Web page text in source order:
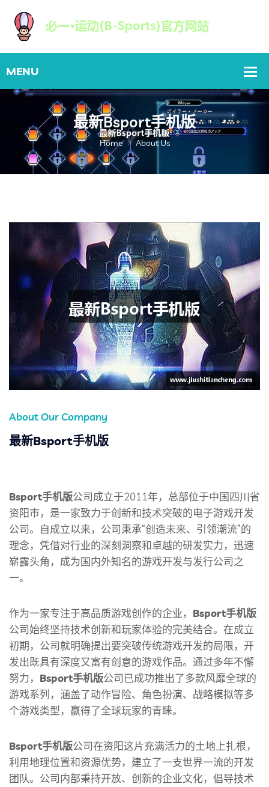
最新Bsport手机版
Home About Us
About Our Company
最新Bsport手机版
Bsport手机版公司成立于2011年，总部位于中国四川省
资阳市，是一家致力于创新和技术突破的电子游戏开发
公司。自成立以来，公司秉承“创造未来、引领潮流”的
理念，凭借对行业的深刻洞察和卓越的研发实力，迅速
崭露头角，成为国内外知名的游戏开发与发行公司之
一。
作为一家专注于高品质游戏创作的企业， Bsport手机版
公司始终坚持技术创新和玩家体验的完美结合。在成立
初期，公司就明确提出要突破传统游戏开发的局限，开
发出既具有深度又富有创意的游戏作品。通过多年不懈
努力， Bsport手机版公司已成功推出了多款风靡全球的
游戏系列，涵盖了动作冒险、角色扮演、战略模拟等多
个游戏类型，赢得了全球玩家的青睐。
Bsport手机版公司在资阳这片充满活力的土地上扎根，
利用地理位置和资源优势，建立了一支世界一流的开发
团队。公司内部秉持开放、创新的企业文化，倡导技术